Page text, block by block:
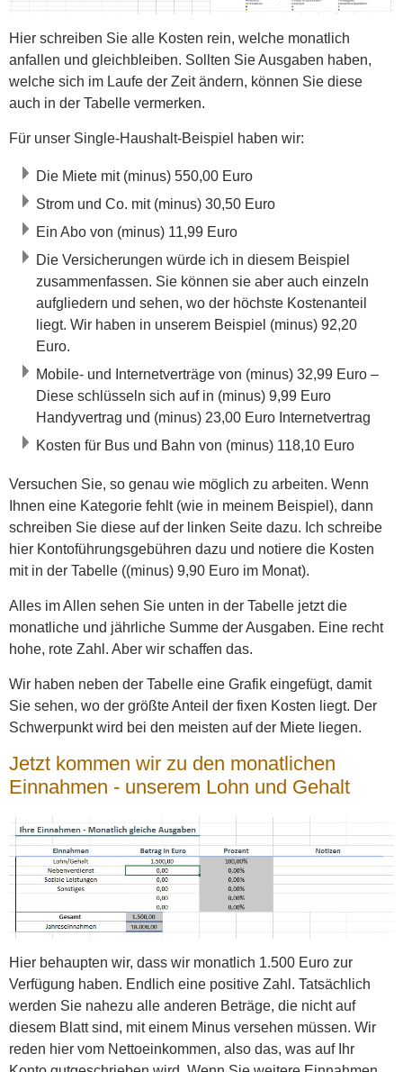
Hier schreiben Sie alle Kosten rein, welche monatlich
anfallen und gleichbleiben. Sollten Sie Ausgaben haben,
welche sich im Laufe der Zeit ändern, können Sie diese
auch in der Tabelle vermerken.
Für unser Single-Haushalt-Beispiel haben wir:
Die Miete mit (minus) 550,00 Euro
Strom und Co. mit (minus) 30,50 Euro
Ein Abo von (minus) 11,99 Euro
Die Versicherungen würde ich in diesem Beispiel
zusammenfassen. Sie können sie aber auch einzeln
aufgliedern und sehen, wo der höchste Kostenanteil
liegt. Wir haben in unserem Beispiel (minus) 92,20
Euro.
Mobile- und Internetverträge von (minus) 32,99 Euro –
Diese schlüsseln sich auf in (minus) 9,99 Euro
Handyvertrag und (minus) 23,00 Euro Internetvertrag
Kosten für Bus und Bahn von (minus) 118,10 Euro
Versuchen Sie, so genau wie möglich zu arbeiten. Wenn
Ihnen eine Kategorie fehlt (wie in meinem Beispiel), dann
schreiben Sie diese auf der linken Seite dazu. Ich schreibe
hier Kontoführungsgebühren dazu und notiere die Kosten
mit in der Tabelle ((minus) 9,90 Euro im Monat).
Alles im Allen sehen Sie unten in der Tabelle jetzt die
monatliche und jährliche Summe der Ausgaben. Eine recht
hohe, rote Zahl. Aber wir schaffen das.
Wir haben neben der Tabelle eine Grafik eingefügt, damit
Sie sehen, wo der größte Anteil der fixen Kosten liegt. Der
Schwerpunkt wird bei den meisten auf der Miete liegen.
Jetzt kommen wir zu den monatlichen
Einnahmen - unserem Lohn und Gehalt
Hier behaupten wir, dass wir monatlich 1.500 Euro zur
Verfügung haben. Endlich eine positive Zahl. Tatsächlich
werden Sie nahezu alle anderen Beträge, die nicht auf
diesem Blatt sind, mit einem Minus versehen müssen. Wir
reden hier vom Nettoeinkommen, also das, was auf Ihr